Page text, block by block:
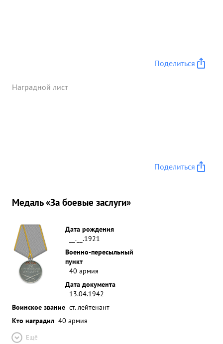
Поделиться
Наградной лист
Поделиться
Медаль «За боевые заслуги»
Дата рождения
__.__.1921
Военно-пересыльный
пункт
40 армия
Дата документа
13.04.1942
Воинское звание ст. лейтенант
Кто наградил 40 армия
Ещё